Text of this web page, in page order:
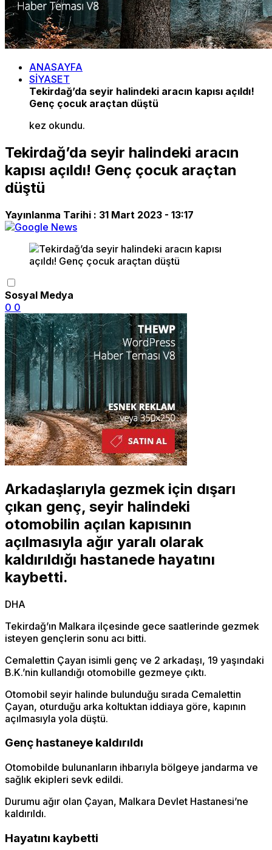
ANASAYFA
SİYASET
Tekirdağ’da seyir halindeki aracın kapısı açıldı!
Genç çocuk araçtan düştü
kez okundu.
Tekirdağ’da seyir halindeki aracın
kapısı açıldı! Genç çocuk araçtan
düştü
Yayınlanma Tarihi : 31 Mart 2023 - 13:17
Sosyal Medya
0 0
Arkadaşlarıyla gezmek için dışarı
çıkan genç, seyir halindeki
otomobilin açılan kapısının
açılmasıyla ağır yaralı olarak
kaldırıldığı hastanede hayatını
kaybetti.
DHA
Tekirdağ’ın Malkara ilçesinde gece saatlerinde gezmek
isteyen gençlerin sonu acı bitti.
Cemalettin Çayan isimli genç ve 2 arkadaşı, 19 yaşındaki
B.K.’nin kullandığı otomobille gezmeye çıktı.
Otomobil seyir halinde bulunduğu sırada Cemalettin
Çayan, oturduğu arka koltuktan iddiaya göre, kapının
açılmasıyla yola düştü.
Genç hastaneye kaldırıldı
Otomobilde bulunanların ihbarıyla bölgeye jandarma ve
sağlık ekipleri sevk edildi.
Durumu ağır olan Çayan, Malkara Devlet Hastanesi’ne
kaldırıldı.
Hayatını kaybetti